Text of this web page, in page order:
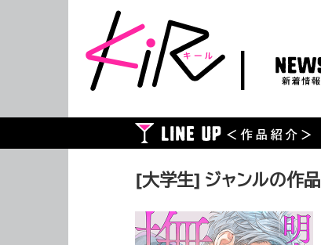
新着情報
[大学生] ジャンルの作品